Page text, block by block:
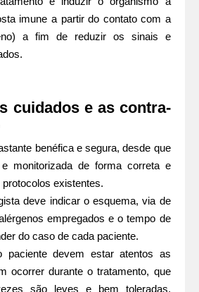
imune a partir do contato com a
a fim de reduzir os sinais e
cuidados e as contra-
benéfica e segura, desde que
e monitorizada de forma correta e
existentes.
deve indicar o esquema, via de
empregados e o tempo de
do caso de cada paciente.
paciente devem estar atentos as
ocorrer durante o tratamento, que
são leves e bem toleradas.